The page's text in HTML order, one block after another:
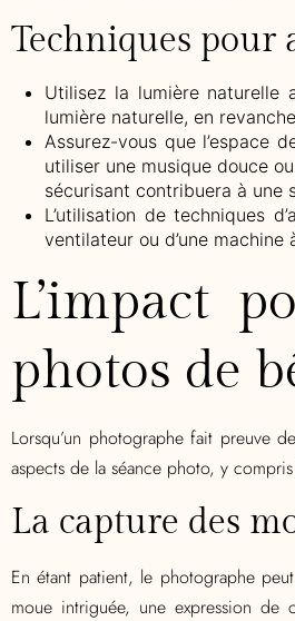
Techniques pour
Utilisez la lumière naturelle
lumière naturelle, en
Assurez-vous que l’espace
utiliser une musique douce
sécurisant contribuera à une
L’utilisation de techniques
ventilateur ou d’une
L’impact
photos de
Lorsqu’un photographe fait preuve
aspects de la séance photo, y
La capture des
En étant patient, le photographe
moue intriguée, une expression de